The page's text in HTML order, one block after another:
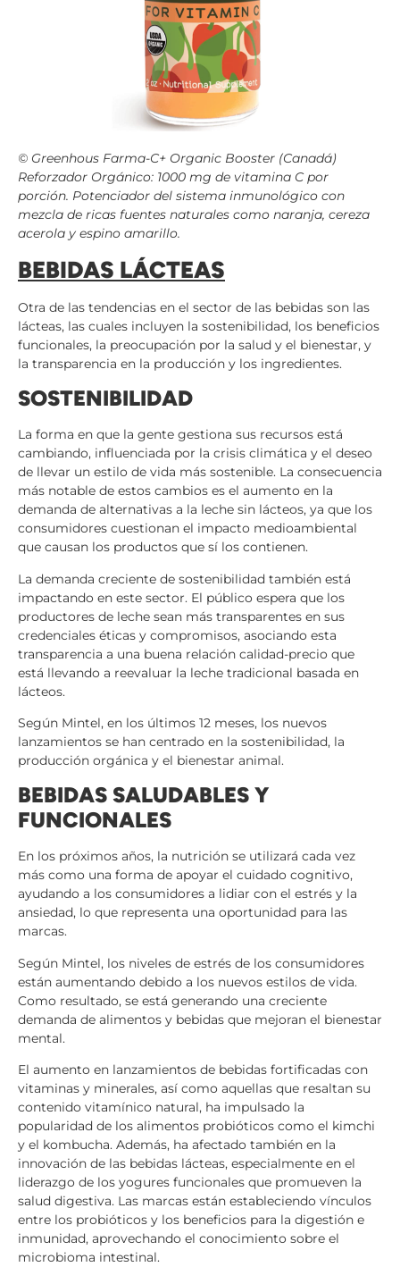
© Greenhous Farma-C+ Organic Booster (Canadá)
Reforzador Orgánico: 1000 mg de vitamina C por
porción. Potenciador del sistema inmunológico con
mezcla de ricas fuentes naturales como naranja, cereza
acerola y espino amarillo.
BEBIDAS LÁCTEAS
Otra de las tendencias en el sector de las bebidas son las
lácteas, las cuales incluyen la sostenibilidad, los beneficios
funcionales, la preocupación por la salud y el bienestar, y
la transparencia en la producción y los ingredientes.
SOSTENIBILIDAD
La forma en que la gente gestiona sus recursos está
cambiando, influenciada por la crisis climática y el deseo
de llevar un estilo de vida más sostenible. La consecuencia
más notable de estos cambios es el aumento en la
demanda de alternativas a la leche sin lácteos, ya que los
consumidores cuestionan el impacto medioambiental
que causan los productos que sí los contienen.
La demanda creciente de sostenibilidad también está
impactando en este sector. El público espera que los
productores de leche sean más transparentes en sus
credenciales éticas y compromisos, asociando esta
transparencia a una buena relación calidad-precio que
está llevando a reevaluar la leche tradicional basada en
lácteos.
Según Mintel, en los últimos 12 meses, los nuevos
lanzamientos se han centrado en la sostenibilidad, la
producción orgánica y el bienestar animal.
BEBIDAS SALUDABLES Y
FUNCIONALES
En los próximos años, la nutrición se utilizará cada vez
más como una forma de apoyar el cuidado cognitivo,
ayudando a los consumidores a lidiar con el estrés y la
ansiedad, lo que representa una oportunidad para las
marcas.
Según Mintel, los niveles de estrés de los consumidores
están aumentando debido a los nuevos estilos de vida.
Como resultado, se está generando una creciente
demanda de alimentos y bebidas que mejoran el bienestar
mental.
El aumento en lanzamientos de bebidas fortificadas con
vitaminas y minerales, así como aquellas que resaltan su
contenido vitamínico natural, ha impulsado la
popularidad de los alimentos probióticos como el kimchi
y el kombucha. Además, ha afectado también en la
innovación de las bebidas lácteas, especialmente en el
liderazgo de los yogures funcionales que promueven la
salud digestiva. Las marcas están estableciendo vínculos
entre los probióticos y los beneficios para la digestión e
inmunidad, aprovechando el conocimiento sobre el
microbioma intestinal.